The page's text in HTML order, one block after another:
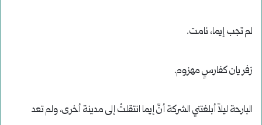
لم تجب إيما، نامت.
زفر يان كفارسٍ مهزوم.
البارحة ليلاً أبلغتني الشركة أنَّ إيما انتقلتْ إلى مدينة أخرى، ولم تعد